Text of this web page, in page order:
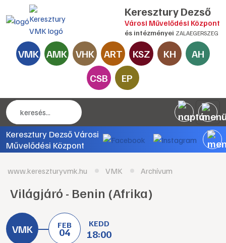
Keresztury Dezső
Városi Művelődési Központ
és intézményei ZALAEGERSZEG
VMK AMK VHK ART KSZ KH
AH
CSB
EP
Keresztury Dezső Városi
Művelődési Központ
www.kereszturyvmk.hu VMK Archívum
Világjáró - Benin (Afrika)
FEB
04
KEDD
18:00